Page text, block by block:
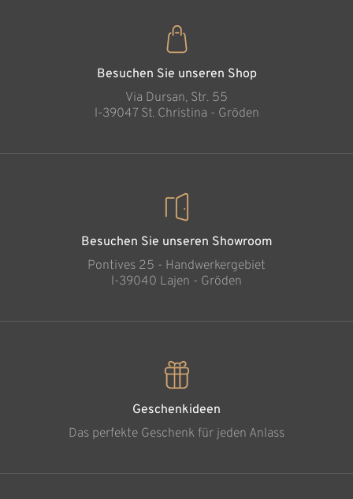
Besuchen Sie unseren Shop
Via Dursan, Str. 55
l-39047 St. Christina - Gröden
Besuchen Sie unseren Showroom
Pontives 25 - Handwerkergebiet
l-39040 Lajen - Gröden
Geschenkideen
Das perfekte Geschenk für jeden Anlass